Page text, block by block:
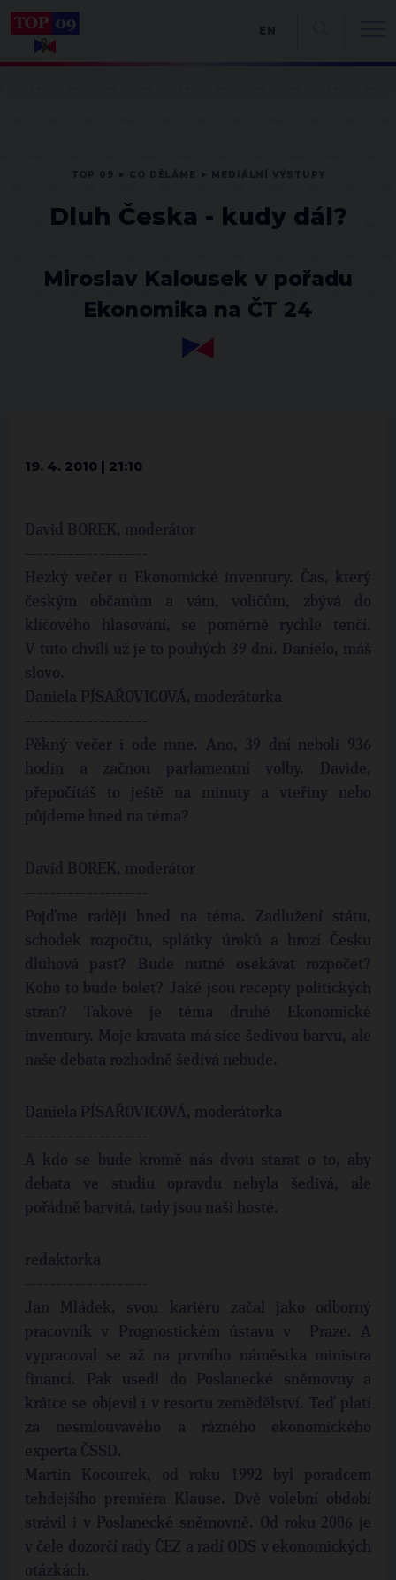
Dluh Česka - kudy dál?
Miroslav Kalousek v pořadu
Ekonomika na ČT 24
19. 4. 2010 | 21:10
David BOREK, moderátor
--------------------
Hezký večer u Ekonomické inventury. Čas, který
českým občanům a vám, voličům, zbývá do
klíčového hlasování, se poměrně rychle tenčí.
V tuto chvíli už je to pouhých 39 dní. Danielo, máš
slovo.
Daniela PÍSAŘOVICOVÁ, moderátorka
--------------------
Pěkný večer i ode mne. Ano, 39 dní neboli 936
hodin a začnou parlamentní volby. Davide,
přepočítáš to ještě na minuty a vteřiny nebo
půjdeme hned na téma?
David BOREK, moderátor
--------------------
Pojďme raději hned na téma. Zadlužení státu,
schodek rozpočtu, splátky úroků a hrozí Česku
dluhová past? Bude nutné osekávat rozpočet?
Koho to bude bolet? Jaké jsou recepty politických
stran? Takové je téma druhé Ekonomické
inventury. Moje kravata má sice šedivou barvu, ale
naše debata rozhodně šedivá nebude.
Daniela PÍSAŘOVICOVÁ, moderátorka
--------------------
A kdo se bude kromě nás dvou starat o to, aby
debata ve studiu opravdu nebyla šedivá, ale
pořádně barvitá, tady jsou naši hosté.
redaktorka
--------------------
Jan Mládek, svou kariéru začal jako odborný
pracovník v Prognostickém ústavu v Praze. A
vypracoval se až na prvního náměstka ministra
financí. Pak usedl do Poslanecké sněmovny a
krátce se objevil i v resortu zemědělství. Teď platí
za nesmlouvavého a rázného ekonomického
experta ČSSD.
Martin Kocourek, od roku 1992 byl poradcem
tehdejšího premiéra Klause. Dvě volební období
strávil i v Poslanecké sněmovně. Od roku 2006 je
v čele dozorčí rady ČEZ a radí ODS v ekonomických
otázkách.